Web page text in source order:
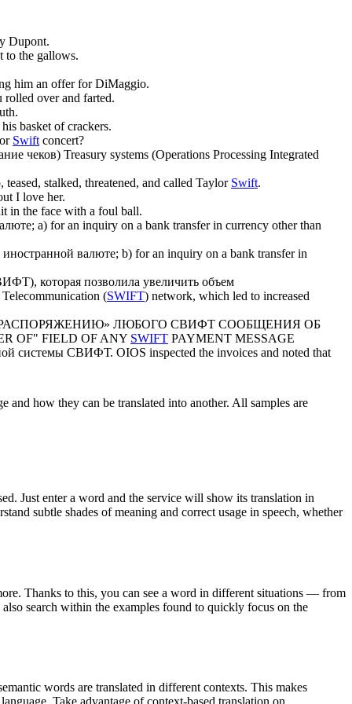
Dupont.
to the gallows.
him an offer for DiMaggio.
rolled over and farted.
basket of crackers.
Swift concert?
чеков) Treasury systems (Operations Processing Integrated
stalked, threatened, and called Taylor Swift.
I love her.
in the face with a foul ball.
a) for an inquiry on a bank transfer in currency other than
валюте; b) for an inquiry on a bank transfer in
), которая позволила увеличить объем
(SWIFT) network, which led to increased
РАСПОРЯЖЕНИЮ» ЛЮБОГО СВИФТ СООБЩЕНИЯ ОБ
OF" FIELD OF ANY SWIFT PAYMENT MESSAGE
системы СВИФТ. OIOS inspected the invoices and noted that
how they can be translated into another. All samples are
Just enter a word and the service will show its translation in
subtle shades of meaning and correct usage in speech, whether
Thanks to this, you can see a word in different situations — from
search within the examples found to quickly focus on the
words are translated in different contexts. This makes